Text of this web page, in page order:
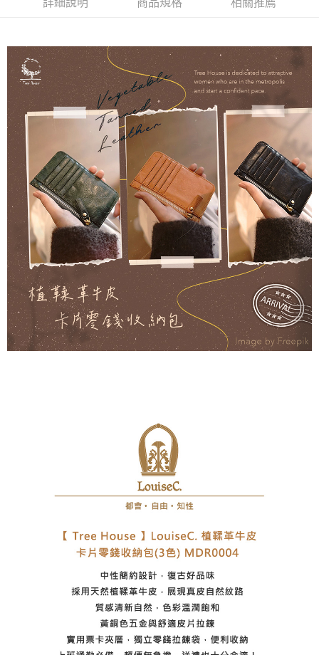
付款後全家取貨
7-11取貨付款
每筆NT$60，滿NT$1,000(含以上)免運費
付款後7-11取貨
每筆NT$60，滿NT$1,000(含以上)免運費
宅配
每筆NT$80，滿NT$1,000(含以上)免運費
詳細說明 商品規格 相關推薦